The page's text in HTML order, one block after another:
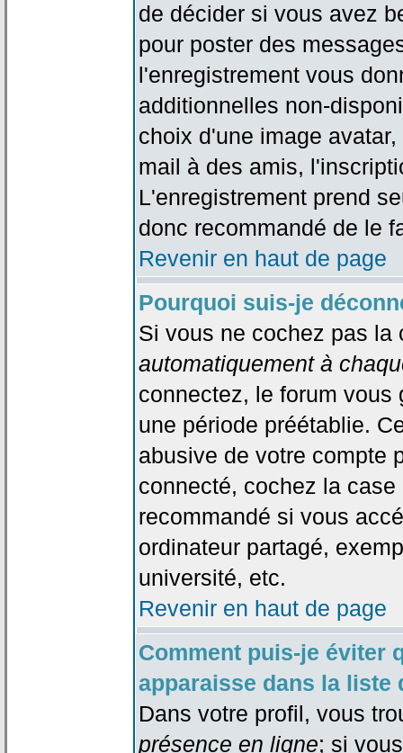
de décider si vous avez
pour poster des
l'enregistrement vous
additionnelles non-
choix d'une image
mail à des amis,
L'enregistrement prend
donc recommandé de le
Revenir en haut de page
Pourquoi suis-je
Si vous ne cochez pas
automatiquement à
connectez, le forum vous
une période préétablie.
abusive de votre compte
connecté, cochez la
recommandé si vous
ordinateur partagé,
université, etc.
Revenir en haut de page
Comment puis-je éviter
apparaisse dans la liste
Dans votre profil, vous
présence en ligne; si